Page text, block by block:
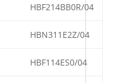
HBF214BB0R/04
HBN311E2Z/04
HBF114ES0/04